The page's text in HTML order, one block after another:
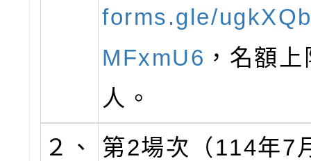
forms.gle/
MFxmU6 ，名額
人。
２、
第2場次（114年7